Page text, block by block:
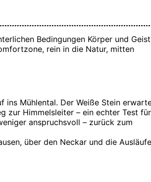
Bedingungen Körper und Geist
rein in die Natur, mitten
ins Mühlental. Der Weiße Stein
zur Himmelsleiter – ein echter Test für
anspruchsvoll – zurück zum
über den Neckar und die